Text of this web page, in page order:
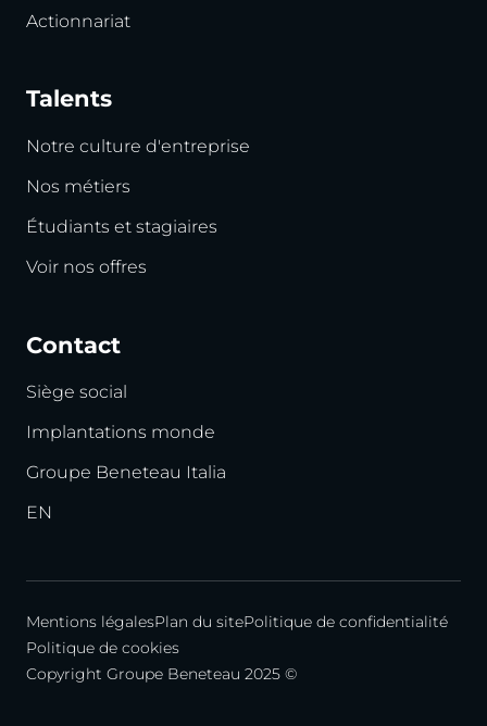
Actionnariat
Talents
Notre culture d'entreprise
Nos métiers
Étudiants et stagiaires
Voir nos offres
Contact
Siège social
Implantations monde
Groupe Beneteau Italia
EN
Mentions légalesPlan du sitePolitique de confidentialité
Politique de cookies
Copyright Groupe Beneteau 2025 ©